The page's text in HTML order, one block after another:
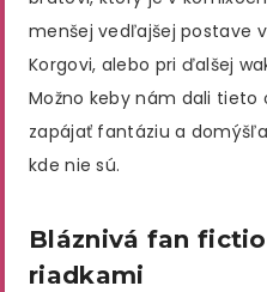
menšej vedľajšej postave v
Korgovi, alebo pri ďalšej
Možno keby nám dali tieto
zapájať fantáziu a
kde nie sú.
Bláznivá fan
riadkami